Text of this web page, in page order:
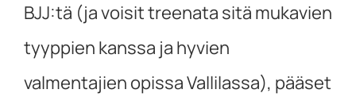
BJJ:tä (ja voisit treenata sitä mukavien
tyyppien kanssa ja hyvien
valmentajien opissa Vallilassa), pääset